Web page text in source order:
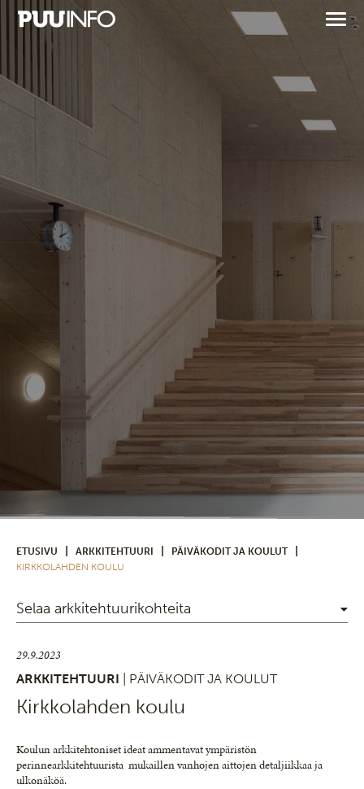
ETUSIVU ARKKITEHTUURI PÄIVÄKODIT JA KOULUT
KIRKKOLAHDEN KOULU
Selaa arkkitehtuurikohteita
29.9.2023
ARKKITEHTUURI
| PÄIVÄKODIT JA KOULUT
Kirkkolahden koulu
Koulun arkkitehtoniset ideat ammentavat ympäristön
perinnearkkitehtuurista mukaillen vanhojen aittojen detaljiikkaa ja
ulkonäköä.